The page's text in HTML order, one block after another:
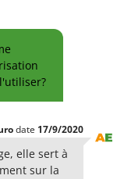
date 17/9/2020
elle sert à
sur la